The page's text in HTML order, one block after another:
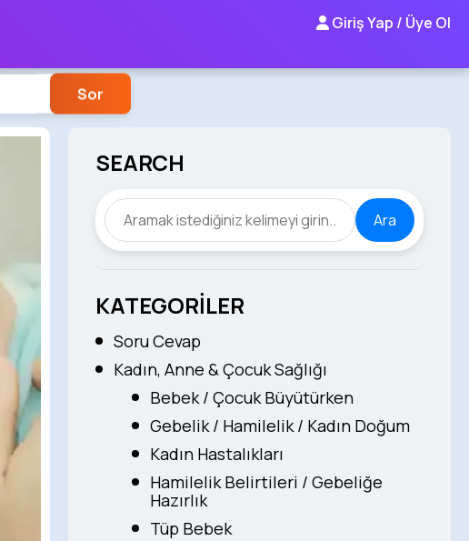
Giriş Yap / Üye Ol
Sor
SEARCH
Ara
KATEGORİLER
Soru Cevap
Kadın, Anne & Çocuk Sağlığı
Bebek / Çocuk Büyütürken
Gebelik / Hamilelik / Kadın Doğum
Kadın Hastalıkları
Hamilelik Belirtileri / Gebeliğe
Hazırlık
Tüp Bebek